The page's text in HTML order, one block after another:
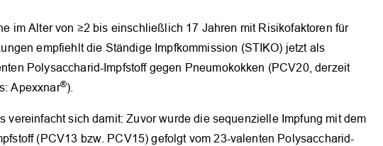
im Alter von ≥2 bis einschließlich 17 Jahren mit Risikofaktoren für
empfiehlt die Ständige Impfkommission (STIKO) jetzt als
Polysaccharid-Impfstoff gegen Pneumokokken (PCV20, derzeit
Apexxnar®).
vereinfacht sich damit: Zuvor wurde die sequenzielle Impfung mit dem
(PCV13 bzw. PCV15) gefolgt vom 23-valenten Polysaccharid-